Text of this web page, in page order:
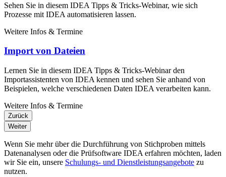
Sehen Sie in diesem IDEA Tipps & Tricks-Webinar, wie sich
Prozesse mit IDEA automatisieren lassen.
Weitere Infos & Termine
Import von Dateien
Lernen Sie in diesem IDEA Tipps & Tricks-Webinar den
Importassistenten von IDEA kennen und sehen Sie anhand von
Beispielen, welche verschiedenen Daten IDEA verarbeiten kann.
Weitere Infos & Termine
Zurück
Weiter
Wenn Sie mehr über die Durchführung von Stichproben mittels
Datenanalysen oder die Prüfsoftware IDEA erfahren möchten, laden
wir Sie ein, unsere Schulungs- und Dienstleistungsangebote zu
nutzen.